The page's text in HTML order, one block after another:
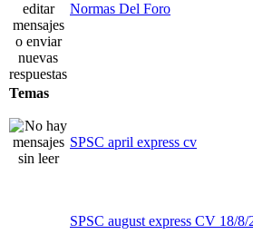
Normas Del Foro
Temas
SPSC april express cv